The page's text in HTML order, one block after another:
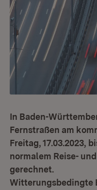
In Baden-
Fernstraßen am
Freitag, 17.03.2023,
normalem Reise-
gerechnet.
Witterungsbedingte